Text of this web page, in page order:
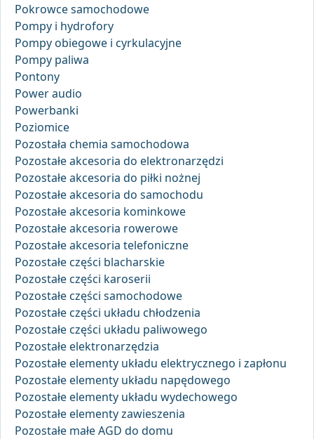
Pokrowce samochodowe
Pompy i hydrofory
Pompy obiegowe i cyrkulacyjne
Pompy paliwa
Pontony
Power audio
Powerbanki
Poziomice
Pozostała chemia samochodowa
Pozostałe akcesoria do elektronarzędzi
Pozostałe akcesoria do piłki nożnej
Pozostałe akcesoria do samochodu
Pozostałe akcesoria kominkowe
Pozostałe akcesoria rowerowe
Pozostałe akcesoria telefoniczne
Pozostałe części blacharskie
Pozostałe części karoserii
Pozostałe części samochodowe
Pozostałe części układu chłodzenia
Pozostałe części układu paliwowego
Pozostałe elektronarzędzia
Pozostałe elementy układu elektrycznego i zapłonu
Pozostałe elementy układu napędowego
Pozostałe elementy układu wydechowego
Pozostałe elementy zawieszenia
Pozostałe małe AGD do domu